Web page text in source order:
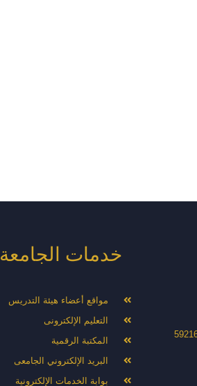
خدمات الجامعة
مواقع أعضاء هيئة التدريس
التعليم الإلكترونى
المكتبة الرقمية
البريد الإلكتروني الجامعى
بوابة الخدمات الإلكترونية